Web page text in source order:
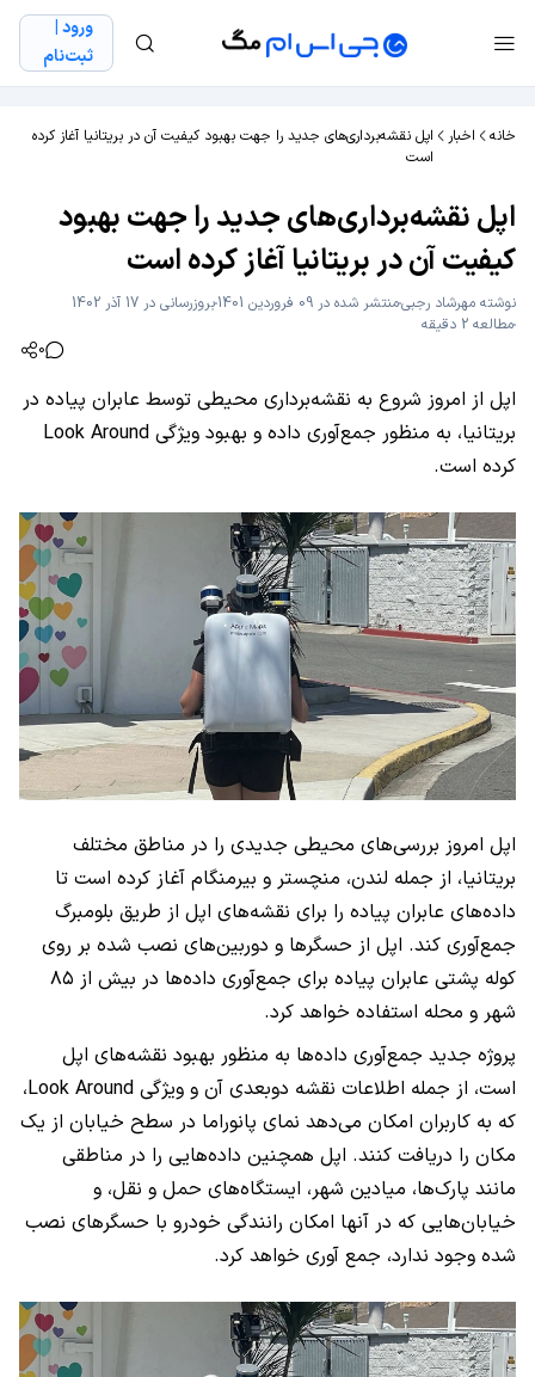
ورود |
ثبت‌نام
خانه اخبار
اپل نقشه‌برداری‌های جدید را جهت بهبود کیفیت آن در بریتانیا آغاز کرده
است
اپل نقشه‌برداری‌های جدید را جهت بهبود
کیفیت آن در بریتانیا آغاز کرده است
نوشته مهرشاد رجبیمنتشر شده در 09 فروردین 1401
بروزرسانی در 17 آذر 1402
مطالعه 2 دقیقه
0
اپل از امروز شروع به نقشه‌برداری محیطی توسط عابران پیاده در
بریتانیا، به منظور جمع‌آوری داده و بهبود ویژگی Look Around
کرده است.
اپل امروز بررسی‌های محیطی جدیدی را در مناطق مختلف
بریتانیا، از جمله لندن، منچستر و بیرمنگام آغاز کرده است تا
داده‌های عابران پیاده را برای نقشه‌های اپل از طریق بلومبرگ
جمع‌آوری کند. اپل از حسگرها و دوربین‌های نصب شده بر روی
کوله پشتی عابران پیاده برای جمع‌آوری داده‌ها در بیش از ۸۵
شهر و محله استفاده خواهد کرد.
پروژه جدید جمع‌آوری داده‌ها به منظور بهبود نقشه‌های اپل
است، از جمله اطلاعات نقشه دوبعدی آن و ویژگی Look Around،
که به کاربران امکان می‌دهد نمای پانوراما در سطح خیابان از یک
مکان را دریافت کنند. اپل همچنین داده‌هایی را در مناطقی
مانند پارک‌ها، میادین شهر، ایستگاه‌های حمل و نقل، و
خیابان‌هایی که در آنها امکان رانندگی خودرو با حسگر‌های نصب
شده وجود ندارد، جمع آوری خواهد کرد.